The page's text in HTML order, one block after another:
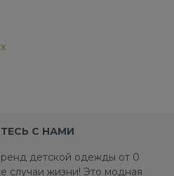
С НАМИ
детской одежды от 0
случаи жизни! Это модная